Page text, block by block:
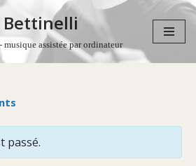
Bettinelli
assistée par ordinateur
passé.